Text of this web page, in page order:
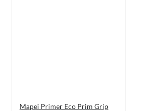
Mapei Primer Eco Prim Grip